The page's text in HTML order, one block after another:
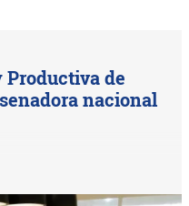
Productiva de
nacional